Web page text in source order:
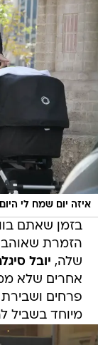
איזה יום שמח לי
בזמן שאתם
הזמרת
שלה, יובל
אחרים שלא
פרחים ושבירת
מיוחד בשביל